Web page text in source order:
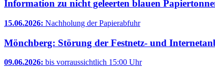
Information zu nicht geleerten blauen
15.06.2026: Nachholung der Papierabfuhr
Mönchberg: Störung der Festnetz- und
09.06.2026: bis vorraussichtlich 15:00 Uhr